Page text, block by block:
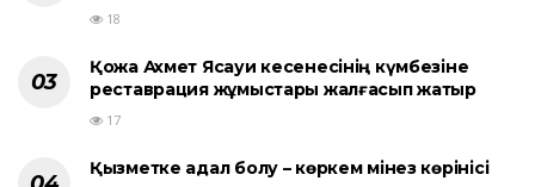
18
Қожа Ахмет Ясауи кесенесінің күмбезіне
реставрация жұмыстары жалғасып жатыр
17
Қызметке адал болу – көркем мінез көрінісі